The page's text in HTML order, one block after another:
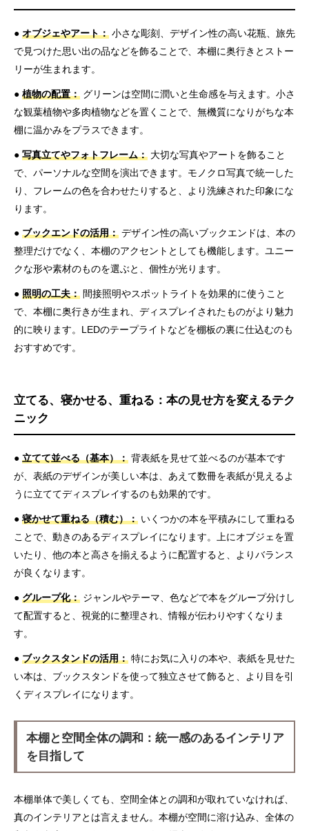
● オブジェやアート： 小さな彫刻、デザイン性の高い花瓶、旅先
で見つけた思い出の品などを飾ることで、本棚に奥行きとストー
リーが生まれます。
● 植物の配置： グリーンは空間に潤いと生命感を与えます。小さ
な観葉植物や多肉植物などを置くことで、無機質になりがちな本
棚に温かみをプラスできます。
● 写真立てやフォトフレーム： 大切な写真やアートを飾ること
で、パーソナルな空間を演出できます。モノクロ写真で統一した
り、フレームの色を合わせたりすると、より洗練された印象にな
ります。
● ブックエンドの活用： デザイン性の高いブックエンドは、本の
整理だけでなく、本棚のアクセントとしても機能します。ユニー
クな形や素材のものを選ぶと、個性が光ります。
● 照明の工夫： 間接照明やスポットライトを効果的に使うこと
で、本棚に奥行きが生まれ、ディスプレイされたものがより魅力
的に映ります。LEDのテープライトなどを棚板の裏に仕込むのも
おすすめです。
立てる、寝かせる、重ねる：本の見せ方を変えるテク
ニック
● 立てて並べる（基本）： 背表紙を見せて並べるのが基本です
が、表紙のデザインが美しい本は、あえて数冊を表紙が見えるよ
うに立ててディスプレイするのも効果的です。
● 寝かせて重ねる（積む）： いくつかの本を平積みにして重ねる
ことで、動きのあるディスプレイになります。上にオブジェを置
いたり、他の本と高さを揃えるように配置すると、よりバランス
が良くなります。
● グループ化： ジャンルやテーマ、色などで本をグループ分けし
て配置すると、視覚的に整理され、情報が伝わりやすくなりま
す。
● ブックスタンドの活用： 特にお気に入りの本や、表紙を見せた
い本は、ブックスタンドを使って独立させて飾ると、より目を引
くディスプレイになります。
本棚と空間全体の調和：統一感のあるインテリア
を目指して
本棚単体で美しくても、空間全体との調和が取れていなければ、
真のインテリアとは言えません。本棚が空間に溶け込み、全体の